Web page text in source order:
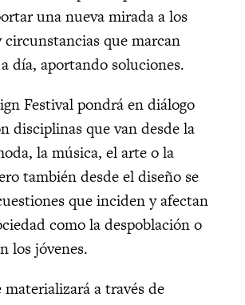
una nueva mirada a los
circunstancias que marcan
día, aportando soluciones.
Festival pondrá en diálogo
disciplinas que van desde la
la música, el arte o la
también desde el diseño se
que inciden y afectan
como la despoblación o
los jóvenes.
materializará a través de